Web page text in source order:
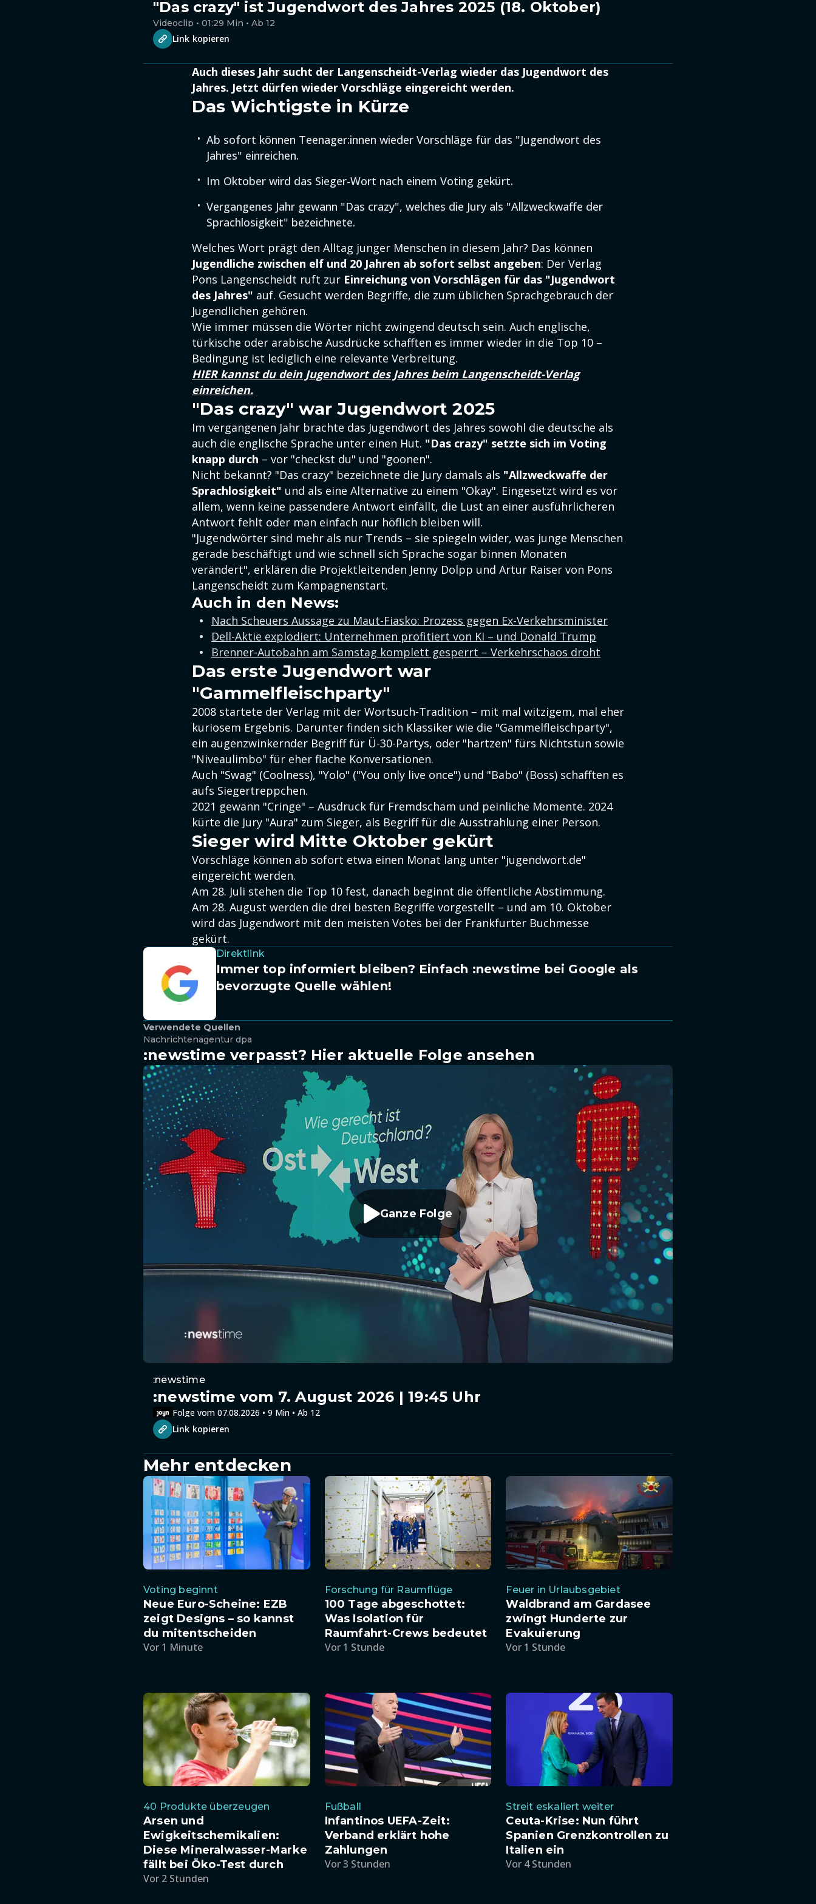
"Das crazy" ist Jugendwort des Jahres 2025 (18. Oktober)
Videoclip • 01:29 Min • Ab 12
Link kopieren
Auch dieses Jahr sucht der Langenscheidt-Verlag wieder das Jugendwort des
Jahres. Jetzt dürfen wieder Vorschläge eingereicht werden.
Das Wichtigste in Kürze
Ab sofort können Teenager:innen wieder Vorschläge für das "Jugendwort des
Jahres" einreichen.
Im Oktober wird das Sieger-Wort nach einem Voting gekürt.
Vergangenes Jahr gewann "Das crazy", welches die Jury als "Allzweckwaffe der
Sprachlosigkeit" bezeichnete.
Welches Wort prägt den Alltag junger Menschen in diesem Jahr? Das können
Jugendliche zwischen elf und 20 Jahren ab sofort selbst angeben: Der Verlag
Pons Langenscheidt ruft zur Einreichung von Vorschlägen für das "Jugendwort
des Jahres" auf. Gesucht werden Begriffe, die zum üblichen Sprachgebrauch der
Jugendlichen gehören.
Wie immer müssen die Wörter nicht zwingend deutsch sein. Auch englische,
türkische oder arabische Ausdrücke schafften es immer wieder in die Top 10 –
Bedingung ist lediglich eine relevante Verbreitung.
HIER kannst du dein Jugendwort des Jahres beim Langenscheidt-Verlag
einreichen.
"Das crazy" war Jugendwort 2025
Im vergangenen Jahr brachte das Jugendwort des Jahres sowohl die deutsche als
auch die englische Sprache unter einen Hut. "Das crazy" setzte sich im Voting
knapp durch – vor "checkst du" und "goonen".
Nicht bekannt? "Das crazy" bezeichnete die Jury damals als "Allzweckwaffe der
Sprachlosigkeit" und als eine Alternative zu einem "Okay". Eingesetzt wird es vor
allem, wenn keine passendere Antwort einfällt, die Lust an einer ausführlicheren
Antwort fehlt oder man einfach nur höflich bleiben will.
"Jugendwörter sind mehr als nur Trends – sie spiegeln wider, was junge Menschen
gerade beschäftigt und wie schnell sich Sprache sogar binnen Monaten
verändert", erklären die Projektleitenden Jenny Dolpp und Artur Raiser von Pons
Langenscheidt zum Kampagnenstart.
Auch in den News:
Nach Scheuers Aussage zu Maut-Fiasko: Prozess gegen Ex-Verkehrsminister
Dell-Aktie explodiert: Unternehmen profitiert von KI – und Donald Trump
Brenner-Autobahn am Samstag komplett gesperrt – Verkehrschaos droht
Das erste Jugendwort war
"Gammelfleischparty"
2008 startete der Verlag mit der Wortsuch-Tradition – mit mal witzigem, mal eher
kuriosem Ergebnis. Darunter finden sich Klassiker wie die "Gammelfleischparty",
ein augenzwinkernder Begriff für Ü-30-Partys, oder "hartzen" fürs Nichtstun sowie
"Niveaulimbo" für eher flache Konversationen.
Auch "Swag" (Coolness), "Yolo" ("You only live once") und "Babo" (Boss) schafften es
aufs Siegertreppchen.
2021 gewann "Cringe" – Ausdruck für Fremdscham und peinliche Momente. 2024
kürte die Jury "Aura" zum Sieger, als Begriff für die Ausstrahlung einer Person.
Sieger wird Mitte Oktober gekürt
Vorschläge können ab sofort etwa einen Monat lang unter "jugendwort.de"
eingereicht werden.
Am 28. Juli stehen die Top 10 fest, danach beginnt die öffentliche Abstimmung.
Am 28. August werden die drei besten Begriffe vorgestellt – und am 10. Oktober
wird das Jugendwort mit den meisten Votes bei der Frankfurter Buchmesse
gekürt.
Direktlink
Immer top informiert bleiben? Einfach :newstime bei Google als
bevorzugte Quelle wählen!
Verwendete Quellen
Nachrichtenagentur dpa
:newstime verpasst? Hier aktuelle Folge ansehen
Ganze Folge
:newstime
:newstime vom 7. August 2026 | 19:45 Uhr
Folge vom 07.08.2026 • 9 Min • Ab 12
Link kopieren
Mehr entdecken
Voting beginnt
Neue Euro-Scheine: EZB
zeigt Designs – so kannst
du mitentscheiden
Vor 1 Minute
Forschung für Raumflüge
100 Tage abgeschottet:
Was Isolation für
Raumfahrt-Crews bedeutet
Vor 1 Stunde
Feuer in Urlaubsgebiet
Waldbrand am Gardasee
zwingt Hunderte zur
Evakuierung
Vor 1 Stunde
40 Produkte überzeugen
Arsen und
Ewigkeitschemikalien:
Diese Mineralwasser-Marke
fällt bei Öko-Test durch
Vor 2 Stunden
Fußball
Infantinos UEFA-Zeit:
Verband erklärt hohe
Zahlungen
Vor 3 Stunden
Streit eskaliert weiter
Ceuta-Krise: Nun führt
Spanien Grenzkontrollen zu
Italien ein
Vor 4 Stunden